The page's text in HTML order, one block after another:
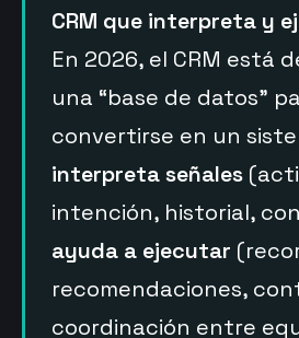
CRM que interpreta y
En 2026, el CRM está
una “base de datos”
convertirse en un
interpreta señales
intención, historial,
ayuda a ejecutar
recomendaciones,
coordinación entre